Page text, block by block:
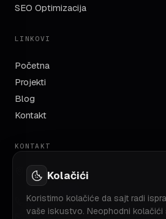
SEO Optimizacija
LINKOVI
Početna
Projekti
Blog
Kontakt
KONTAKT
TC Robot, Azize Šaćirbegović bb
71000 Sarajevo, BiH
+387 60 350 18 86
Kolačići
Koristimo kolačiće da sajt radi
vaše iskustvo. Neophodni kolačići